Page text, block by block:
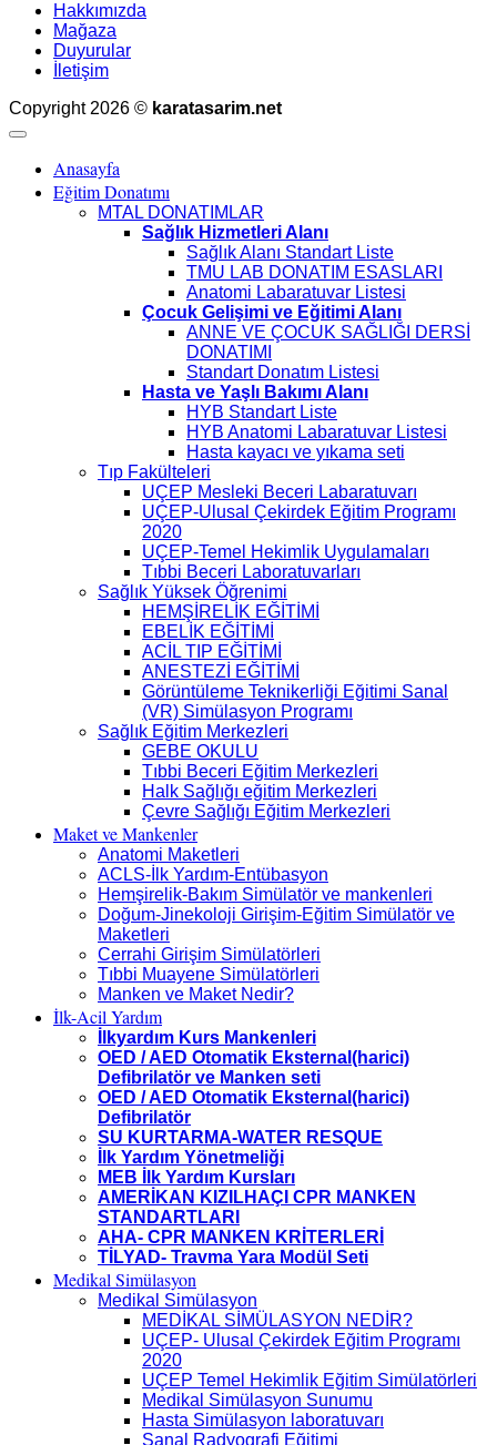
Hakkımızda
Mağaza
Duyurular
İletişim
Copyright 2026 © karatasarim.net
Anasayfa
Eğitim Donatımı
MTAL DONATIMLAR
Sağlık Hizmetleri Alanı
Sağlık Alanı Standart Liste
TMU LAB DONATIM ESASLARI
Anatomi Labaratuvar Listesi
Çocuk Gelişimi ve Eğitimi Alanı
ANNE VE ÇOCUK SAĞLIĞI DERSİ
DONATIMI
Standart Donatım Listesi
Hasta ve Yaşlı Bakımı Alanı
HYB Standart Liste
HYB Anatomi Labaratuvar Listesi
Hasta kayacı ve yıkama seti
Tıp Fakülteleri
UÇEP Mesleki Beceri Labaratuvarı
UÇEP-Ulusal Çekirdek Eğitim Programı
2020
UÇEP-Temel Hekimlik Uygulamaları
Tıbbi Beceri Laboratuvarları
Sağlık Yüksek Öğrenimi
HEMŞİRELİK EĞİTİMİ
EBELİK EĞİTİMİ
ACİL TIP EĞİTİMİ
ANESTEZİ EĞİTİMİ
Görüntüleme Teknikerliği Eğitimi Sanal
(VR) Simülasyon Programı
Sağlık Eğitim Merkezleri
GEBE OKULU
Tıbbi Beceri Eğitim Merkezleri
Halk Sağlığı eğitim Merkezleri
Çevre Sağlığı Eğitim Merkezleri
Maket ve Mankenler
Anatomi Maketleri
ACLS-İlk Yardım-Entübasyon
Hemşirelik-Bakım Simülatör ve mankenleri
Doğum-Jinekoloji Girişim-Eğitim Simülatör ve
Maketleri
Cerrahi Girişim Simülatörleri
Tıbbi Muayene Simülatörleri
Manken ve Maket Nedir?
İlk-Acil Yardım
İlkyardım Kurs Mankenleri
OED / AED Otomatik Eksternal(harici)
Defibrilatör ve Manken seti
OED / AED Otomatik Eksternal(harici)
Defibrilatör
SU KURTARMA-WATER RESQUE
İlk Yardım Yönetmeliği
MEB İlk Yardım Kursları
AMERİKAN KIZILHAÇI CPR MANKEN
STANDARTLARI
AHA- CPR MANKEN KRİTERLERİ
TİLYAD- Travma Yara Modül Seti
Medikal Simülasyon
Medikal Simülasyon
MEDİKAL SİMÜLASYON NEDİR?
UÇEP- Ulusal Çekirdek Eğitim Programı
2020
UÇEP Temel Hekimlik Eğitim Simülatörleri
Medikal Simülasyon Sunumu
Hasta Simülasyon laboratuvarı
Sanal Radyografi Eğitimi